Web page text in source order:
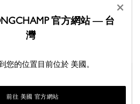
腰果色 - 皮革
×
官方網站 — 台
灣
您的位置目前位於 美國。
前往 美國 官方網站